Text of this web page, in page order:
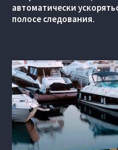
автоматически
полосе следования.